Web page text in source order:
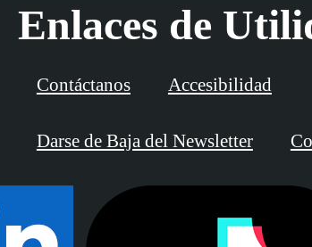
Enlaces de
Contáctanos Accesibilidad
Darse de Baja del Newsletter